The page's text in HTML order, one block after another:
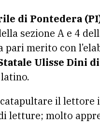
di Pontedera
sezione A e 4
merito con
Ulisse Dini
il lettore
letture; molto